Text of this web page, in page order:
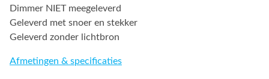
Dimmer NIET meegeleverd
Geleverd met snoer en stekker
Geleverd zonder lichtbron
Afmetingen & specificaties